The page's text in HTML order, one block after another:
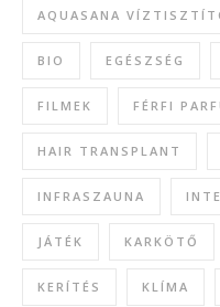
AQUASANA
BIO EGÉSZSÉG
FILMEK FÉRFI
HAIR TRANSPLANT
INFRASZAUNA
JÁTÉK KARKÖTŐ
KERÍTÉS KLÍMA